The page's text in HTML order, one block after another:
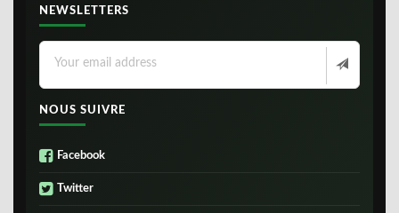
NEWSLETTERS
NOUS SUIVRE
Facebook
Twitter